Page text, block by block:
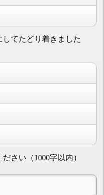
てたどり着きました
さい（1000字以内）